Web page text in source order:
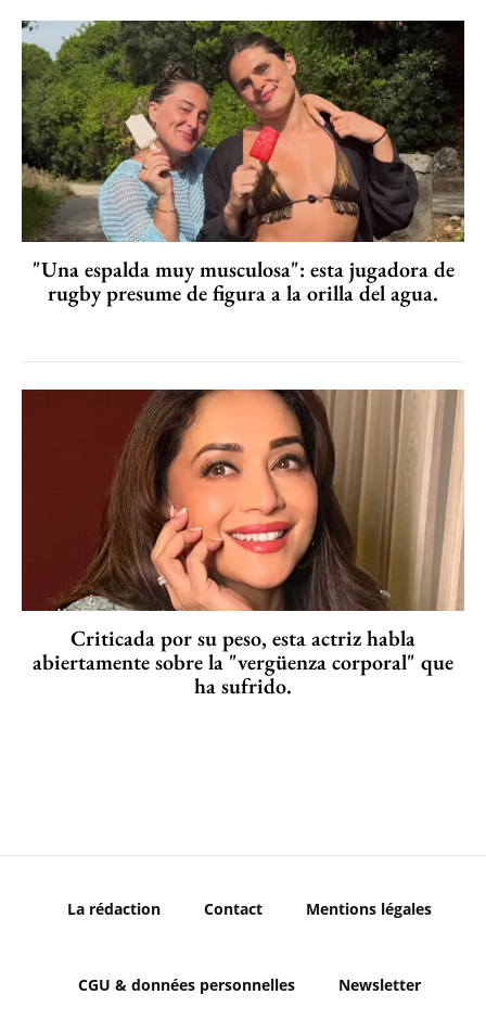
"Una espalda muy musculosa": esta jugadora de
rugby presume de figura a la orilla del agua.
Criticada por su peso, esta actriz habla
abiertamente sobre la "vergüenza corporal" que
ha sufrido.
La rédaction Contact Mentions légales
CGU & données personnelles Newsletter